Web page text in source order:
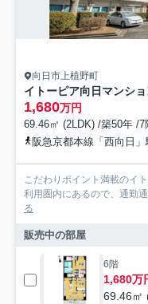
向日市上植野町
イトーピア向日マンシ
1,680万円
69.46㎡ (2LDK) /築50年 /7
阪急京都本線「西向日
こだわりポイント満載のイ
利用圏内にあるので、通勤
る
販売中の部屋
6階
1,680万
69.46㎡